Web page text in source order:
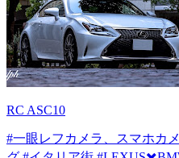
RC ASC10
#一眼レフカメラ、スマホカ